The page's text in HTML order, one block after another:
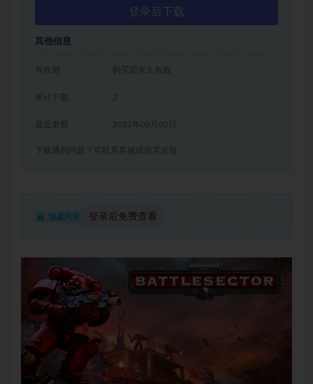
登录后下载
其他信息
有效期 购买后永久有效
累计下载 2
2022年09月02日
下载遇到问题？可联系客服或留言反馈
隐藏内容 登录后免费查看